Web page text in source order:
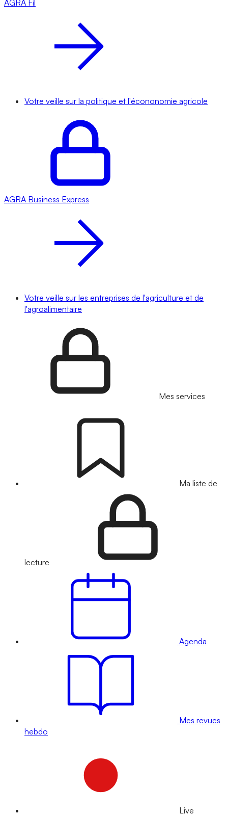
AGRA Fil
Votre veille sur la politique et l'écononomie agricole
AGRA Business Express
Votre veille sur les entreprises de l'agriculture et de
l'agroalimentaire
Mes services
Ma liste de
lecture
Agenda
Mes revues
hebdo
Live